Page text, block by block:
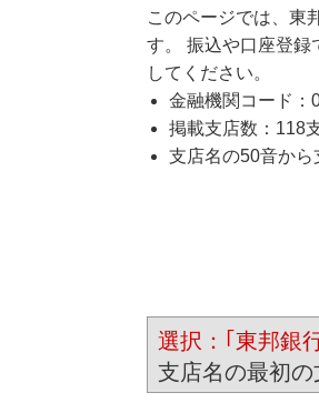
このページでは、東
す。 振込や口座登録
してください。
金融機関コード：
掲載支店数：118
支店名の50音か
選択：｢東邦銀
支店名の最初